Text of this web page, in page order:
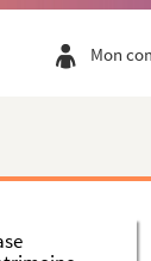
Mon